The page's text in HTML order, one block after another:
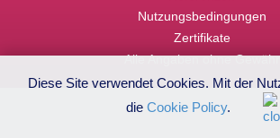
Nutzungsbedingungen
Zertifikate
Alle Angaben ohne Gewähr
Diese Site verwendet Cookies. Mit der
die Cookie Policy.